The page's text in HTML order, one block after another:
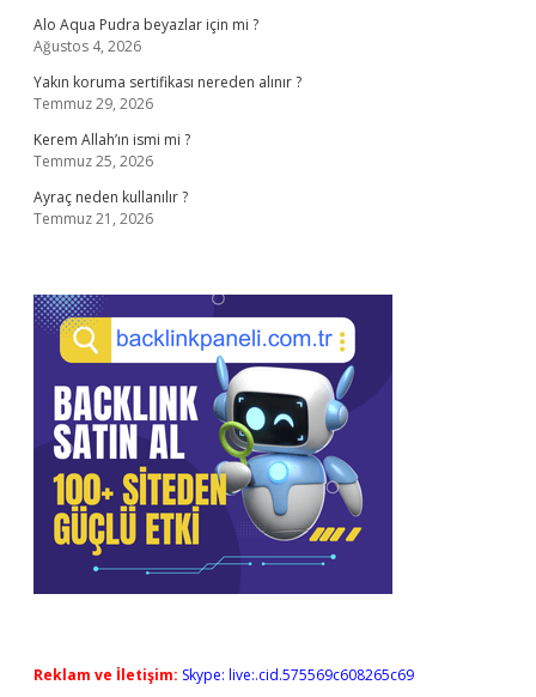
Alo Aqua Pudra beyazlar için mi ?
Ağustos 4, 2026
Yakın koruma sertifikası nereden alınır ?
Temmuz 29, 2026
Kerem Allah’ın ismi mi ?
Temmuz 25, 2026
Ayraç neden kullanılır ?
Temmuz 21, 2026
Reklam ve İletişim: Skype: live:.cid.575569c608265c69